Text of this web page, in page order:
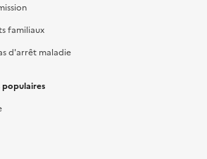
familiaux
d'arrêt maladie